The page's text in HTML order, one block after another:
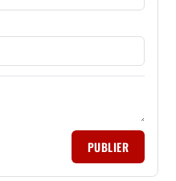
PUBLIER